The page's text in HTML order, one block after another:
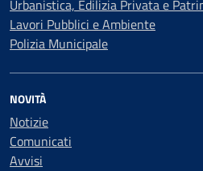
Urbanistica, Edilizia Privata e
Lavori Pubblici e Ambiente
Polizia Municipale
NOVITÀ
Notizie
Comunicati
Avvisi